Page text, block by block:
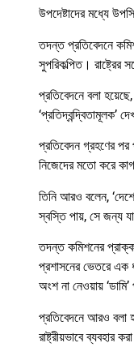
উপদেষ্টাদের মধ্যে
তদন্ত প্রতিবেদনে
সুপরিকল্পিত। রাষ্ট্রের
প্রতিবেদনে বলা হয়েছে,
‘প্রতিদ্বন্দ্বিতামূলক’
প্রতিবেদন গ্রহণের পর
নিজেদের মতো করে
তিনি আরও বলেন,
স্বস্তি পায়, সে জন্য
তদন্ত কমিশনের
প্রশাসনের ভেতরে এক
অংশ না নেওয়ায় ‘ডামি’
প্রতিবেদনে আরও বলা
রাষ্ট্রীয়ভাবে ব্যবহার